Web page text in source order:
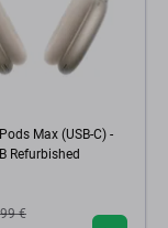
Max (USB-C) -
Refurbished
€